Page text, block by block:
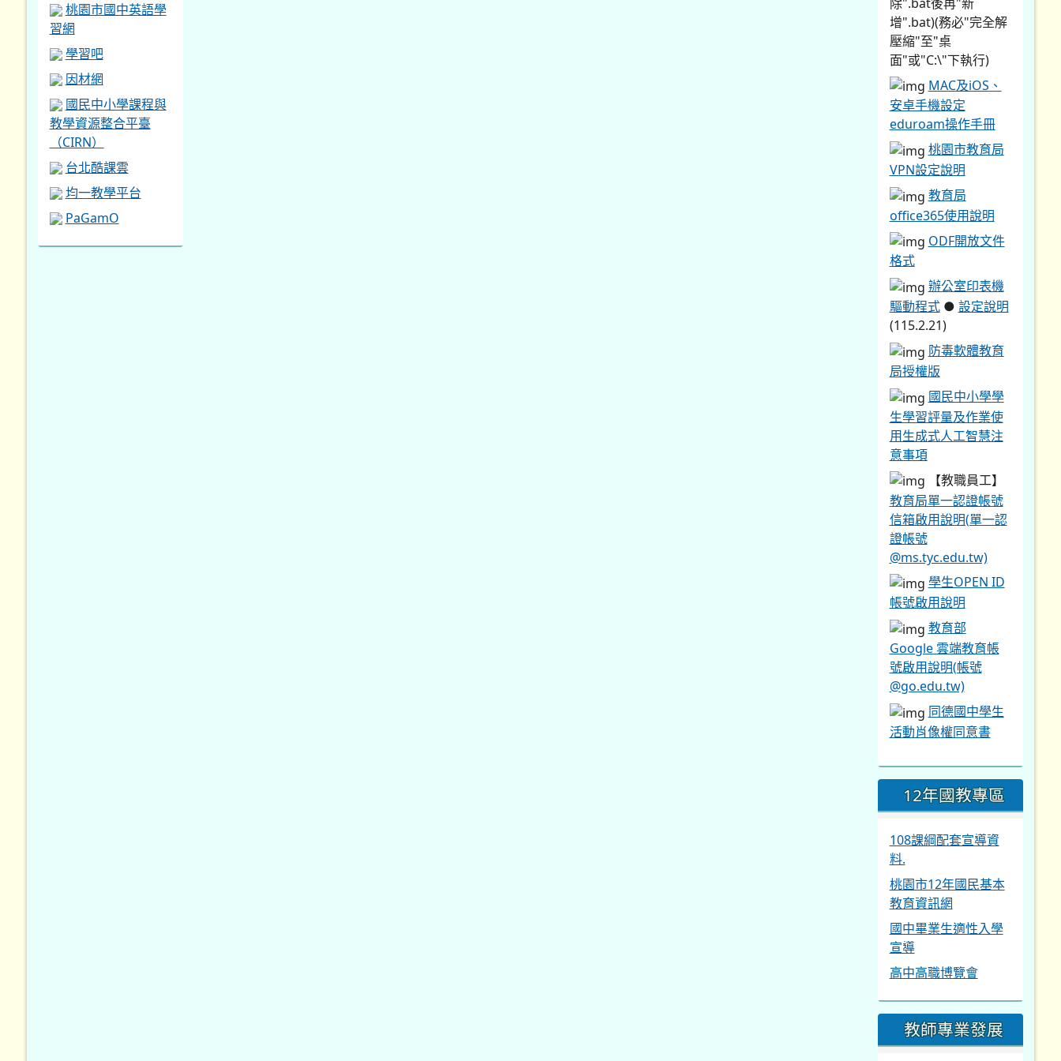
桃園市國中英語學
習網
學習吧
因材網
國民中小學課程與
教學資源整合平臺
（CIRN）
台北酷課雲
均一教學平台
PaGamO
增".bat)(務必"完全解
壓縮"至"桌
面"或"C:\"下執行)
MAC及iOS、
安卓手機設定
eduroam操作手冊
桃園市教育局
VPN設定說明
教育局
office365使用說明
ODF開放文件
格式
辦公室印表機
驅動程式● 設定說明
(115.2.21)
防毒軟體教育
局授權版
國民中小學學
生學習評量及作業使
用生成式人工智慧注
意事項
【教職員工】
教育局單一認證帳號
信箱啟用說明(單一認
證帳號
@ms.tyc.edu.tw)
學生OPEN ID
帳號啟用說明
教育部
Google 雲端教育帳
號啟用說明(帳號
@go.edu.tw)
同德國中學生
活動肖像權同意書
12年國教專區
108課綱配套宣導資
料.
桃園市12年國民基本
教育資訊網
國中畢業生適性入學
宣導
高中高職博覽會
教師專業發展